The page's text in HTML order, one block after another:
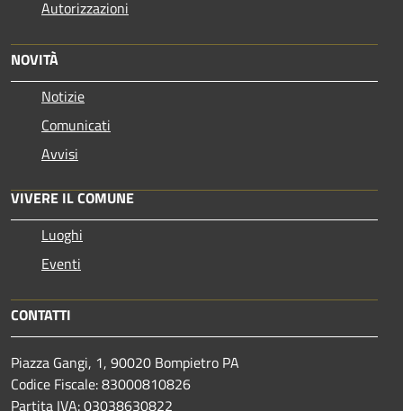
Autorizzazioni
NOVITÀ
Notizie
Comunicati
Avvisi
VIVERE IL COMUNE
Luoghi
Eventi
CONTATTI
Piazza Gangi, 1, 90020 Bompietro PA
Codice Fiscale: 83000810826
Partita IVA: 03038630822